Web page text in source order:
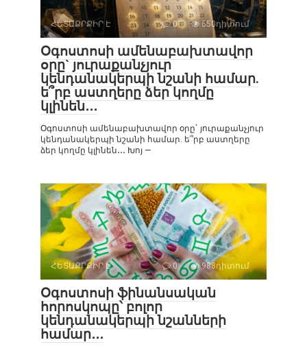
ՀԵՏԱՔՐՔԻՐ Է 0 650դիտում
Օգոստոսի ամենաբախտավոր
օրը` յուրաքանչյուր
կենդանակերպի նշանի համար.
ե՞րբ աստղերը ձեր կողմը
կլինեն․․․
Օգոստոսի ամենաբախտավոր օրը` յուրաքանչյուր
կենդանակերպի նշանի համար. ե՞րբ աստղերը
ձեր կողմը կլինեն․․․ Խոյ —
ՀԵՏԱՔՐՔԻՐ Է 0 988դիտում
Օգոստոսի ֆինանսական
հորոսկոպը՝ բոլոր
կենդանակերպի նշանների
համար․․․